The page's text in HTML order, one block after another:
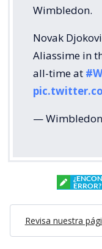
Wimbledon.
Novak
Aliassime in
all-time at
—
ERROR?
Revisa nuestra